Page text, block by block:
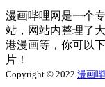
漫画哔哩网是一个
站，网站内整理了
港漫画等，你可以
片！
Copyright © 2022 漫画